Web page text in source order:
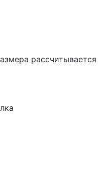
рассчитывается